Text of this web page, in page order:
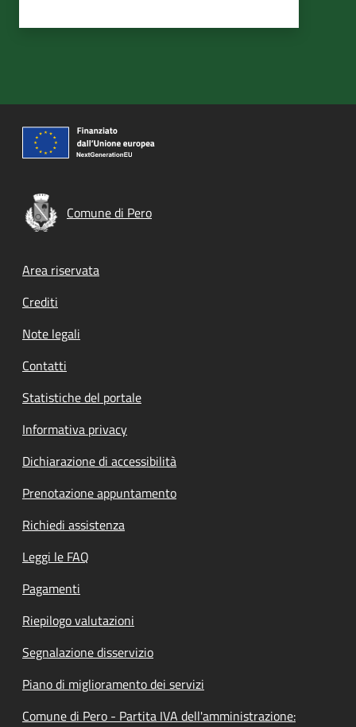
Comune di Pero
Footer menu
Area riservata
Crediti
Note legali
Contatti
Statistiche del portale
Informativa privacy
Dichiarazione di accessibilità
Prenotazione appuntamento
Richiedi assistenza
Leggi le FAQ
Pagamenti
Riepilogo valutazioni
Segnalazione disservizio
Piano di miglioramento dei servizi
Comune di Pero - Partita IVA dell'amministrazione: